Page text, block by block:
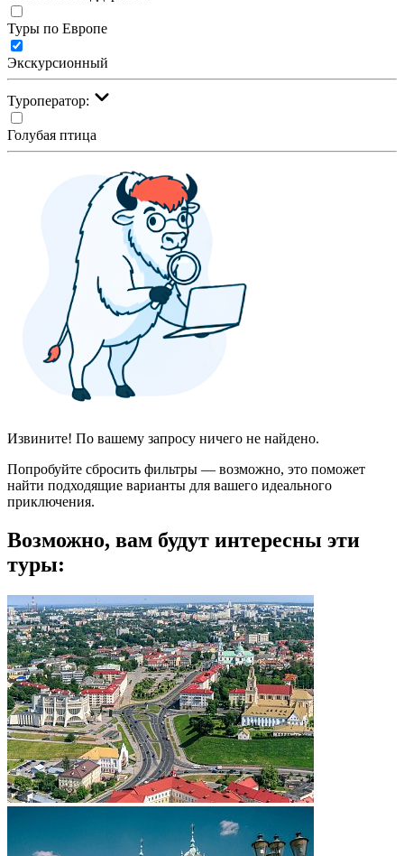
Туры по Европе
Экскурсионный
Туроператор:
Голубая птица
Извините! По вашему запросу ничего не найдено.
Попробуйте сбросить фильтры — возможно, это поможет
найти подходящие варианты для вашего идеального
приключения.
Возможно, вам будут интересны эти
туры: